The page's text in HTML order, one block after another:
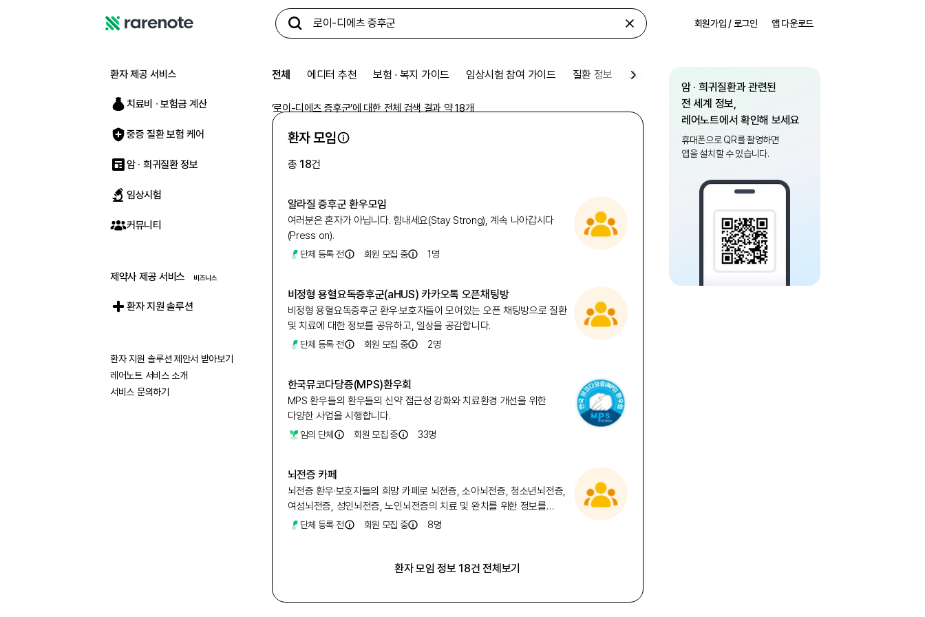
트
회원가입 / 로그인 앱 다운로드
환자 제공 서비스
치료비 ∙ 보험금 계산
중증 질환 보험 케어
암 · 희귀질환 정보
임상시험
커뮤니티
제약사 제공 서비스
환자 지원 솔루션
환자 지원 솔루션 제안서 받아보기
레어노트 서비스 소개
서비스 문의하기
전체 에디터 추천 보험 ∙ 복지 가이드 임상시험 참여 가이드 질환 정보 소식
‘로이-디에츠 증후군’에 대한 전체 검색 결과 약18개
환자 모임
총 18건
알라질 증후군 환우모임
여러분은 혼자가 아닙니다. 힘내세요(Stay Strong), 계속 나아갑시다
(Press on).
단체 등록 전 회원 모집 중 1 명
비정형 용혈요독증후군(aHUS) 카카오톡 오픈채팅방
비정형 용혈요독증후군 환우·보호자들이 모여있는 오픈 채팅방으로 질환
및 치료에 대한 정보를 공유하고, 일상을 공감합니다.
단체 등록 전 회원 모집 중 2명
한국뮤코다당증(MPS)환우회
MPS 환우들의 환우들의 신약 접근성 강화와 치료환경 개선을 위한
다양한 사업을 시행합니다.
임의 단체 회원 모집 중 33명
뇌전증 카페
뇌전증 환우·보호자들의 희망 카페로 뇌전증, 소아뇌전증, 청소년뇌전증,
여성뇌전증, 성인뇌전증, 노인뇌전증의 치료 및 완치를 위한 정보를
공유합니다.
단체 등록 전 회원 모집 중 8명
환자 모임 정보 18건 전체보기
암 · 희귀질환과 관련된
전 세계 정보,
레어노트에서 확인해 보세요
휴대폰으로 QR를 촬영하면
앱을 설치할 수 있습니다.